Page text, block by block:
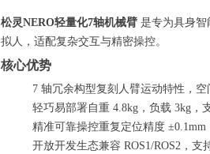
松灵NERO轻量化7轴机械臂 是专为具身
拟人，适配复杂交互与精密操控。
核心优势
7 轴冗余构型复刻人臂运动特性，
轻巧易部署自重 4.8kg，负载 3kg，
精准可靠操控重复定位精度
开放开发生态兼容 ROS1/ROS2，支